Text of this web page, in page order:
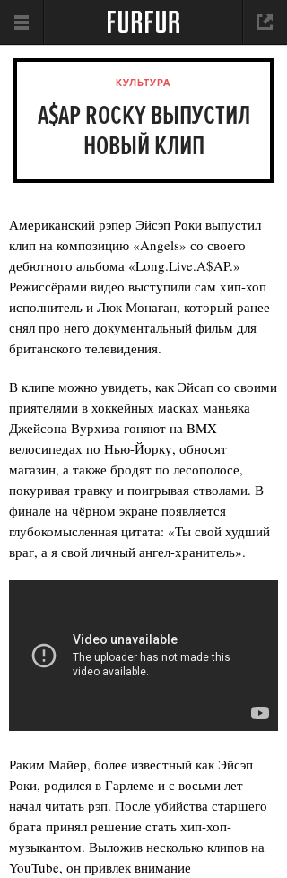
КУЛЬТУРА
A$AP ROCKY ВЫПУСТИЛ
НОВЫЙ КЛИП
Американский рэпер Эйсэп Роки выпустил
клип на композицию «Angels» со своего
дебютного альбома «Long.Live.A$AP.»
Режиссёрами видео выступили сам хип-хоп
исполнитель и Люк Монаган, который ранее
снял про него документальный фильм для
британского телевидения.
В клипе можно увидеть, как Эйсап со своими
приятелями в хоккейных масках маньяка
Джейсона Вурхиза гоняют на BMX-
велосипедах по Нью-Йорку, обносят
магазин, а также бродят по лесополосе,
покуривая травку и поигрывая стволами. В
финале на чёрном экране появляется
глубокомысленная цитата: «Ты свой худший
враг, а я свой личный ангел-хранитель».
Раким Майер, более известный как Эйсэп
Роки, родился в Гарлеме и с восьми лет
начал читать рэп. После убийства старшего
брата принял решение стать хип-хоп-
музыкантом. Выложив несколько клипов на
YouTube, он привлек внимание